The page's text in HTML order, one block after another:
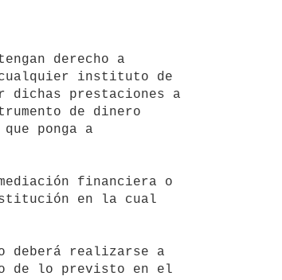
instituto de
dichas prestaciones a
de dinero
ponga a
en la cual
de lo previsto en el